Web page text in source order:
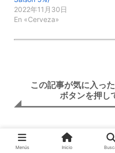
2022年11月30日
En «Cerveza»
この記事が気に入っ
ボタンを押し
Next
Menús Inicio